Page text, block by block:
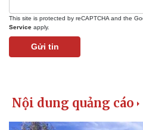
Kinh tế
Bất động sản
Khởi nghiệp
This site is protected by reCAPTCHA and the
Service apply.
Gửi tin